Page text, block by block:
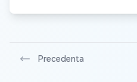
Precedenta